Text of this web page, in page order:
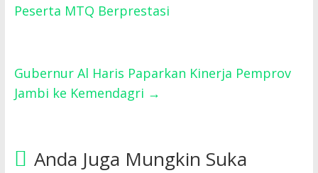
Peserta MTQ Berprestasi
Gubernur Al Haris Paparkan Kinerja Pemprov
Jambi ke Kemendagri →
Anda Juga Mungkin Suka